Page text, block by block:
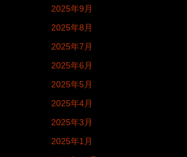
2025年9月
2025年8月
2025年7月
2025年6月
2025年5月
2025年4月
2025年3月
2025年1月